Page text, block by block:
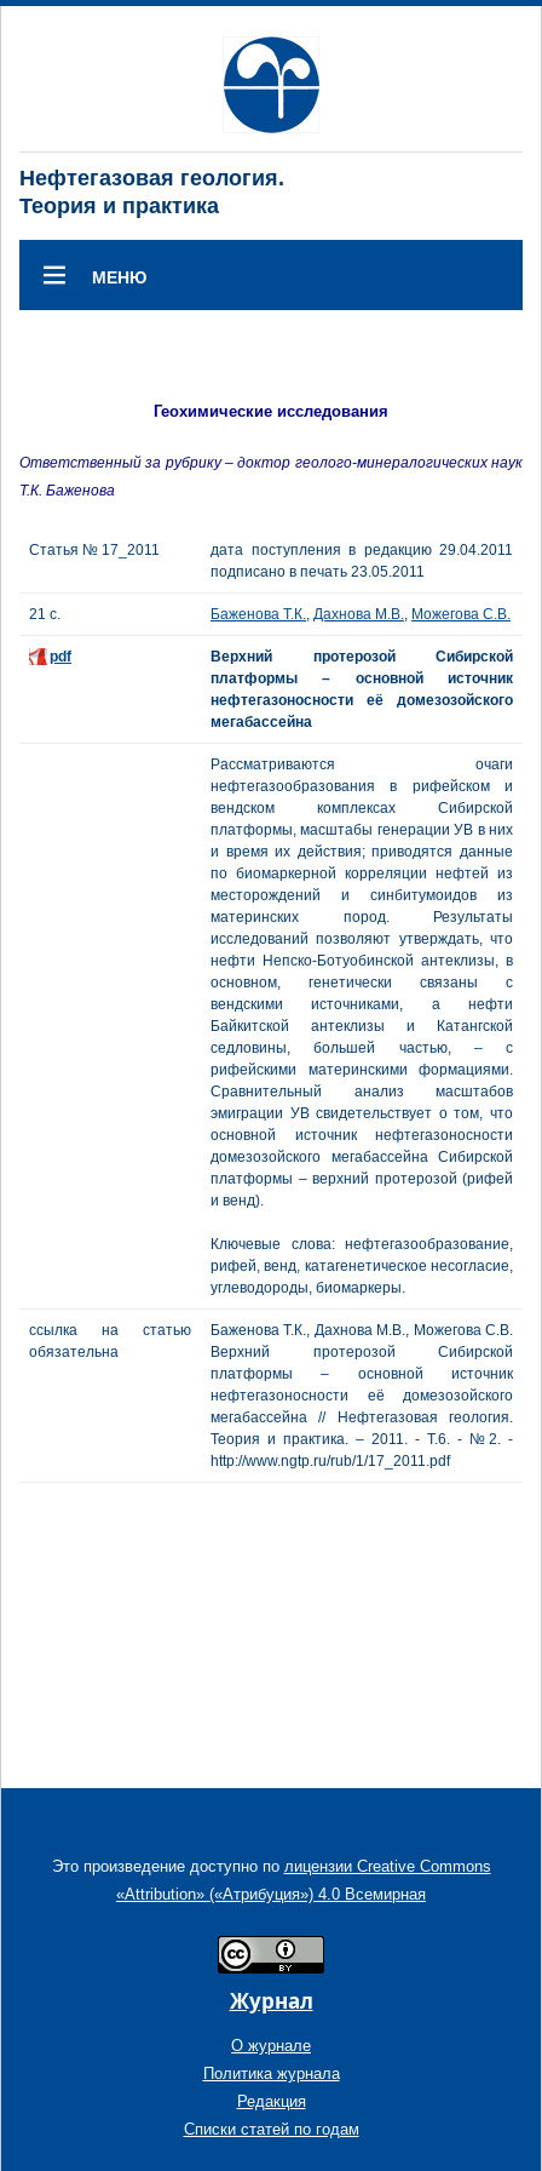
Нефтегазовая геология.
Теория и практика
МЕНЮ
Геохимические исследования
Ответственный за рубрику – доктор геолого-минералогических наук
Т.К. Баженова
Статья № 17_2011
дата поступления в редакцию 29.04.2011
подписано в печать 23.05.2011
21 с. Баженова Т.К., Дахнова М.В., Можегова С.В.
pdf
Верхний протерозой Сибирской
платформы – основной источник
нефтегазоносности её домезозойского
мегабассейна
Рассматриваются очаги
нефтегазообразования в рифейском и
вендском комплексах Сибирской
платформы, масштабы генерации УВ в них
и время их действия; приводятся данные
по биомаркерной корреляции нефтей из
месторождений и синбитумоидов из
материнских пород. Результаты
исследований позволяют утверждать, что
нефти Непско-Ботуобинской антеклизы, в
основном, генетически связаны с
вендскими источниками, а нефти
Байкитской антеклизы и Катангской
седловины, большей частью, – с
рифейскими материнскими формациями.
Сравнительный анализ масштабов
эмиграции УВ свидетельствует о том, что
основной источник нефтегазоносности
домезозойского мегабассейна Сибирской
платформы – верхний протерозой (рифей
и венд).
Ключевые слова: нефтегазообразование,
рифей, венд, катагенетическое несогласие,
углеводороды, биомаркеры.
ссылка на статью
обязательна
Баженова Т.К., Дахнова М.В., Можегова С.В.
Верхний протерозой Сибирской
платформы – основной источник
нефтегазоносности её домезозойского
мегабассейна // Нефтегазовая геология.
Теория и практика. – 2011. - Т.6. - №2. -
http://www.ngtp.ru/rub/1/17_2011.pdf
Это произведение доступно по лицензии Creative Commons
«Attribution» («Атрибуция») 4.0 Всемирная
Журнал
О журнале
Политика журнала
Редакция
Списки статей по годам